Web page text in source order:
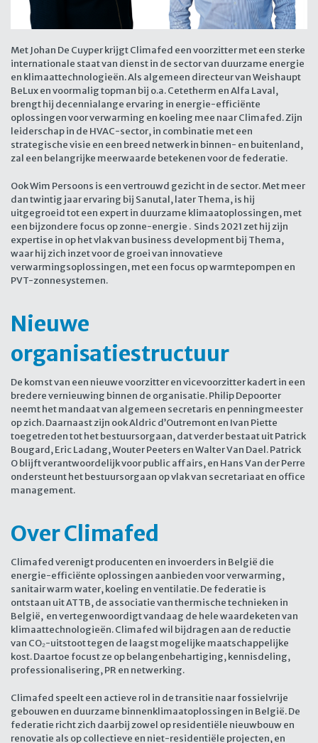
Met Johan De Cuyper krijgt Climafed een voorzitter met een sterke
internationale staat van dienst in de sector van duurzame energie
en klimaattechnologieën. Als algemeen directeur van Weishaupt
BeLux en voormalig topman bij o.a. Cetetherm en Alfa Laval,
brengt hij decennialange ervaring in energie-efficiënte
oplossingen voor verwarming en koeling mee naar Climafed. Zijn
leiderschap in de HVAC-sector, in combinatie met een
strategische visie en een breed netwerk in binnen- en buitenland,
zal een belangrijke meerwaarde betekenen voor de federatie.
Ook Wim Persoons is een vertrouwd gezicht in de sector. Met meer
dan twintig jaar ervaring bij Sanutal, later Thema, is hij
uitgegroeid tot een expert in duurzame klimaatoplossingen, met
een bijzondere focus op zonne-energie . Sinds 2021 zet hij zijn
expertise in op het vlak van business development bij Thema,
waar hij zich inzet voor de groei van innovatieve
verwarmingsoplossingen, met een focus op warmtepompen en
PVT-zonnesystemen.
Nieuwe
organisatiestructuur
De komst van een nieuwe voorzitter en vicevoorzitter kadert in een
bredere vernieuwing binnen de organisatie. Philip Depoorter
neemt het mandaat van algemeen secretaris en penningmeester
op zich. Daarnaast zijn ook Aldric d’Outremont en Ivan Piette
toegetreden tot het bestuursorgaan, dat verder bestaat uit Patrick
Bougard, Eric Ladang, Wouter Peeters en Walter Van Dael. Patrick
O blijft verantwoordelijk voor public affairs, en Hans Van der Perre
ondersteunt het bestuursorgaan op vlak van secretariaat en office
management.
Over Climafed
Climafed verenigt producenten en invoerders in België die
energie-efficiënte oplossingen aanbieden voor verwarming,
sanitair warm water, koeling en ventilatie. De federatie is
ontstaan uit ATTB, de associatie van thermische technieken in
België, en vertegenwoordigt vandaag de hele waardeketen van
klimaattechnologieën. Climafed wil bijdragen aan de reductie
van CO₂-uitstoot tegen de laagst mogelijke maatschappelijke
kost. Daartoe focust ze op belangenbehartiging, kennisdeling,
professionalisering, PR en netwerking.
Climafed speelt een actieve rol in de transitie naar fossielvrije
gebouwen en duurzame binnenklimaatoplossingen in België. De
federatie richt zich daarbij zowel op residentiële nieuwbouw en
renovatie als op collectieve en niet-residentiële projecten, en